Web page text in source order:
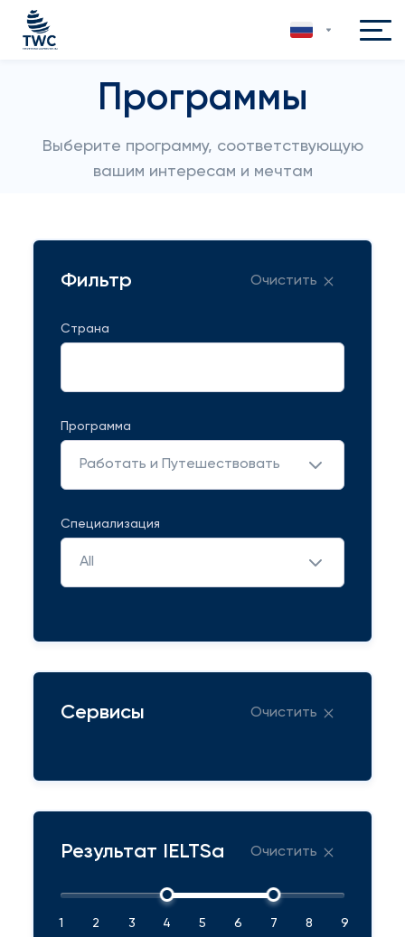
Программы
Выберите программу, соответствующую
вашим интересам и мечтам
Фильтр Очистить
Страна
Программа
Работать и Путешествовать
Специализация
All
Сервисы Очистить
Результат IELTSа Очистить
1 2 3 4 5 6 7 8 9